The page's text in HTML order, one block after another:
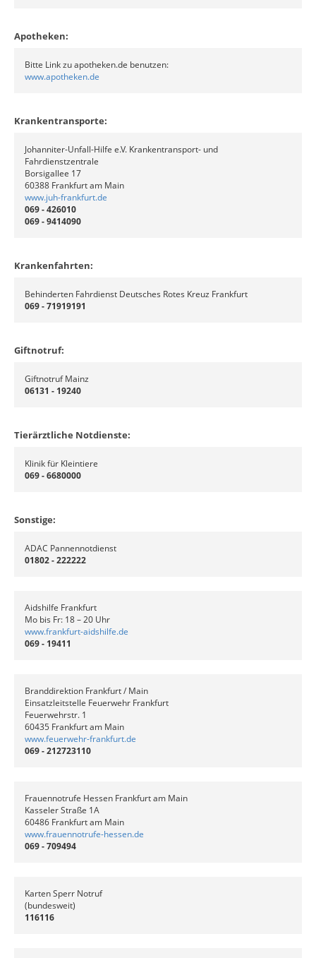
Apotheken:
Bitte Link zu apotheken.de benutzen:
www.apotheken.de
Krankentransporte:
Johanniter-Unfall-Hilfe e.V. Krankentransport- und
Fahrdienstzentrale
Borsigallee 17
60388 Frankfurt am Main
www.juh-frankfurt.de
069 - 426010
069 - 9414090
Krankenfahrten:
Behinderten Fahrdienst Deutsches Rotes Kreuz Frankfurt
069 - 71919191
Giftnotruf:
Giftnotruf Mainz
06131 - 19240
Tierärztliche Notdienste:
Klinik für Kleintiere
069 - 6680000
Sonstige:
ADAC Pannennotdienst
01802 - 222222
Aidshilfe Frankfurt
Mo bis Fr: 18 – 20 Uhr
www.frankfurt-aidshilfe.de
069 - 19411
Branddirektion Frankfurt / Main
Einsatzleitstelle Feuerwehr Frankfurt
Feuerwehrstr. 1
60435 Frankfurt am Main
www.feuerwehr-frankfurt.de
069 - 212723110
Frauennotrufe Hessen Frankfurt am Main
Kasseler Straße 1A
60486 Frankfurt am Main
www.frauennotrufe-hessen.de
069 - 709494
Karten Sperr Notruf
(bundesweit)
116116